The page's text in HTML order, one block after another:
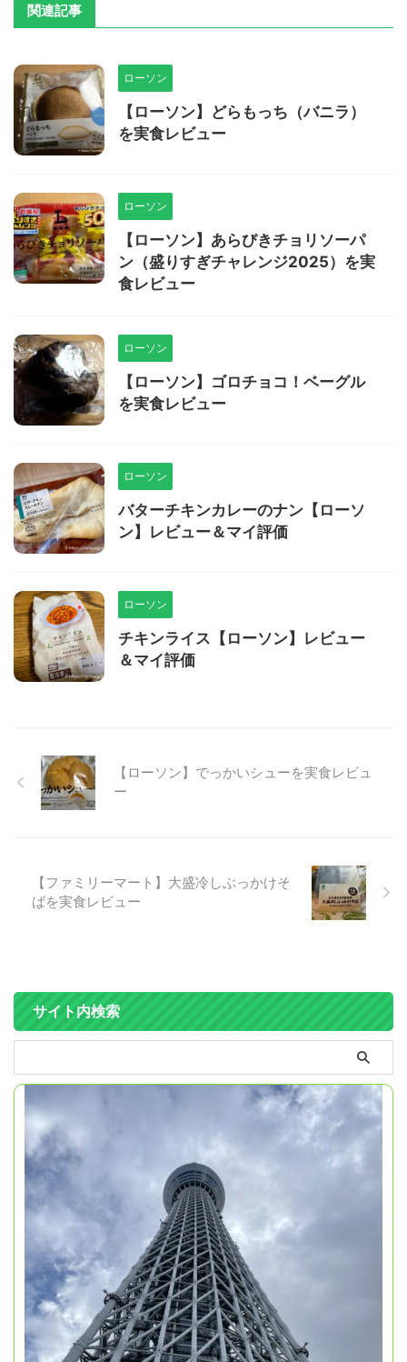
関連記事
ローソン
【ローソン】どらもっち（バニラ）
を実食レビュー
ローソン
【ローソン】あらびきチョリソーパ
ン（盛りすぎチャレンジ2025）を実
食レビュー
ローソン
【ローソン】ゴロチョコ！ベーグル
を実食レビュー
ローソン
バターチキンカレーのナン【ローソ
ン】レビュー＆マイ評価
ローソン
チキンライス【ローソン】レビュー
＆マイ評価
【ローソン】でっかいシューを実食レビュ
ー
【ファミリーマート】大盛冷しぶっかけそ
ばを実食レビュー
サイト内検索